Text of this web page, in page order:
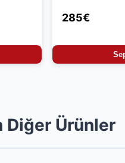
285€
Diğer Ürünler